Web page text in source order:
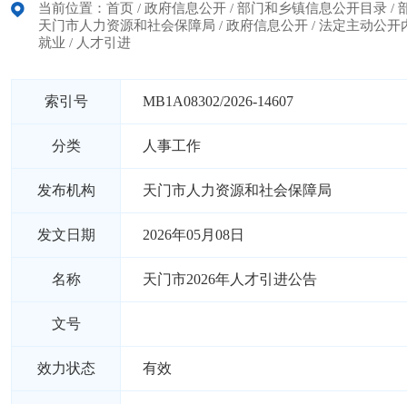
当前位置： 首页 / 政府信息公开 / 部门和乡镇信息公开目录 /
天门市人力资源和社会保障局 / 政府信息公开 / 法定主动公开
就业 / 人才引进
索引号 MB1A08302/2026-14607
分类 人事工作
发布机构 天门市人力资源和社会保障局
发文日期 2026年05月08日
名称 天门市2026年人才引进公告
文号
效力状态 有效